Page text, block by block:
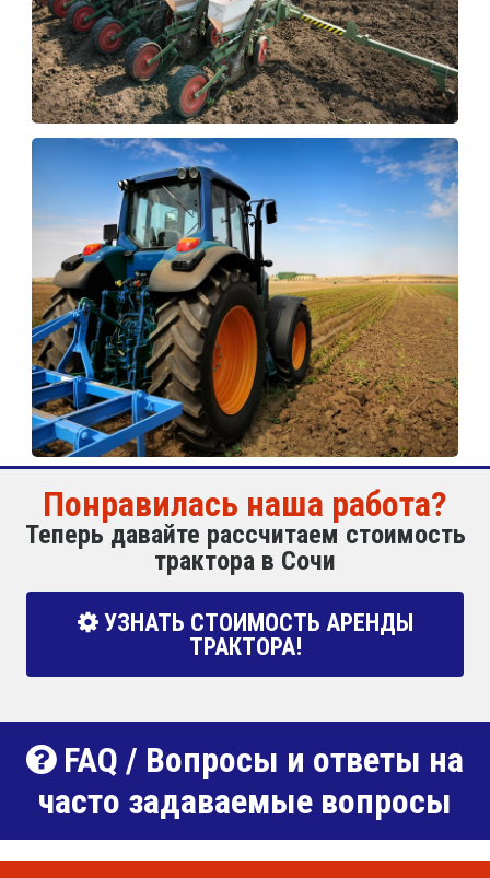
Понравилась наша работа?
Теперь давайте рассчитаем стоимость
трактора в Сочи
УЗНАТЬ СТОИМОСТЬ АРЕНДЫ
ТРАКТОРА!
FAQ / Вопросы и ответы на
часто задаваемые вопросы